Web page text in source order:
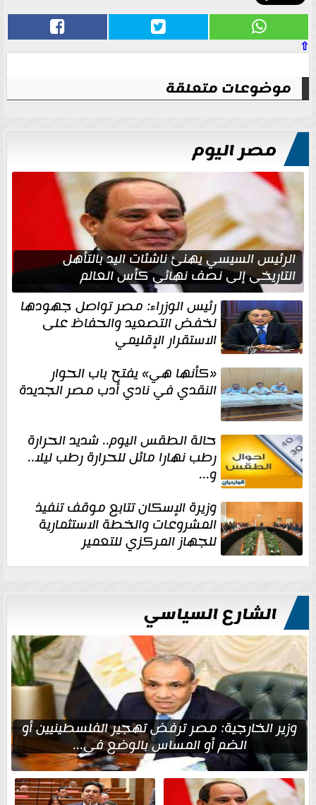
⇧
موضوعات متعلقة
مصر اليوم
الرئيس السيسي يهنئ ناشئات اليد بالتأهل
التاريخي إلى نصف نهائي كأس العالم
رئيس الوزراء: مصر تواصل جهودها
لخفض التصعيد والحفاظ على
الاستقرار الإقليمي
«كأنها هي» يفتح باب الحوار
النقدي في نادي أدب مصر الجديدة
حالة الطقس اليوم.. شديد الحرارة
رطب نهارا مائل للحرارة رطب ليلا..
و...
وزيرة الإسكان تتابع موقف تنفيذ
المشروعات والخطة الاستثمارية
للجهاز المركزي للتعمير
الشارع السياسي
وزير الخارجية: مصر ترفض تهجير الفلسطينيين أو
الضم أو المساس بالوضع في...